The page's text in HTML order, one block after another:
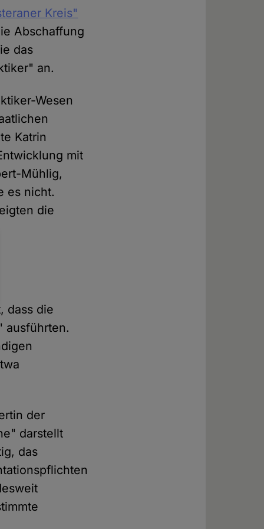
Kreis"
Abschaffung
das
an.
Wesen
Katrin
mit
Mühlig,
es nicht.
die
dass die
ausführten.
der
darstellt
das